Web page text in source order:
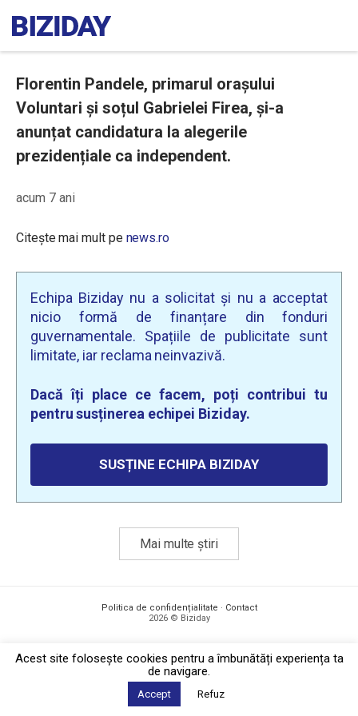
Florentin Pandele, primarul orașului
Voluntari și soțul Gabrielei Firea, și-a
anunțat candidatura la alegerile
prezidențiale ca independent.
acum 7 ani
Citește mai mult pe news.ro
Echipa Biziday nu a solicitat și nu a acceptat
nicio formă de finanțare din fonduri
guvernamentale. Spațiile de publicitate sunt
limitate, iar reclama neinvazivă.
Dacă îți place ce facem, poți contribui tu
pentru susținerea echipei Biziday.
SUSȚINE ECHIPA BIZIDAY
Mai multe știri
Politica de confidențialitate · Contact
2026 © Biziday
Acest site foloseşte cookies pentru a îmbunătăți experiența ta
de navigare.
Accept Refuz